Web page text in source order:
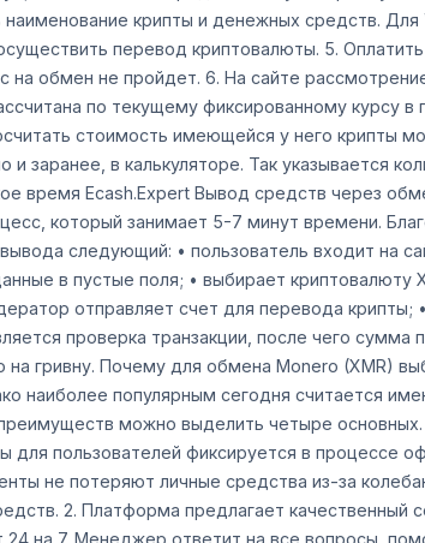
наименование крипты и денежных средств.
перевод криптовалюты. 5.
на обмен не пройдет. 6. На сайте
по текущему фиксированному курсу в
стоимость имеющейся у него крипты
заранее, в калькуляторе. Так указывается
время Ecash.Expert Вывод средств через
который занимает 5-7 минут времени.
следующий: • пользователь входит на
в пустые поля; • выбирает
отправляет счет для перевода крипты;
проверка транзакции, после чего
гривну. Почему для обмена Monero (XMR)
наиболее популярным сегодня считается
можно выделить четыре
для пользователей фиксируется в процессе
не потеряют личные средства из-за
2. Платформа предлагает